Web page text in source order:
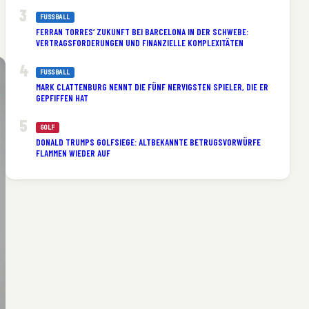
FUSSBALL
FERRAN TORRES‘ ZUKUNFT BEI BARCELONA IN DER SCHWEBE:
VERTRAGSFORDERUNGEN UND FINANZIELLE KOMPLEXITÄTEN
FUSSBALL
MARK CLATTENBURG NENNT DIE FÜNF NERVIGSTEN SPIELER, DIE ER
GEPFIFFEN HAT
GOLF
DONALD TRUMPS GOLFSIEGE: ALTBEKANNTE BETRUGSVORWÜRFE
FLAMMEN WIEDER AUF